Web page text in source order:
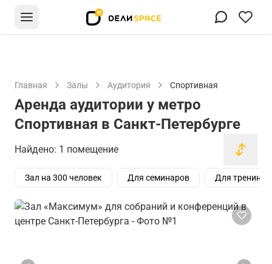
Главная Залы Аудитория Спортивная
Аренда аудитории у метро
Спортивная в Санкт-Петербурге
Найдено: 1 помещение
Зал на 300 человек Для семинаров Для